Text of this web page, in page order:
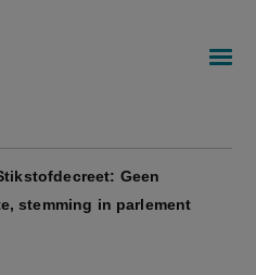
Geen
stemming in parlement